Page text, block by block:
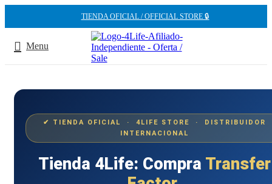
TIENDA OFICIAL / OFFICIAL STORE 🔒
Menu
✔ TIENDA OFICIAL · 4LIFE STORE · DISTRIBUIDOR
INTERNACIONAL
Tienda 4Life: Compra Transfer